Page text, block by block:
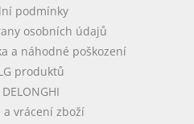
podmínky
osobních údajů
a náhodné poškození
produktů
a vrácení zboží